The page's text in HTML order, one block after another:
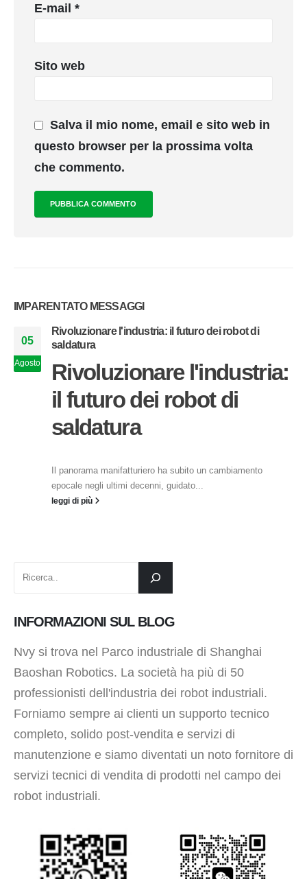
E-mail *
Sito web
Salva il mio nome, email e sito web in
questo browser per la prossima volta
che commento.
IMPARENTATO MESSAGGI
05
Agosto
Rivoluzionare l'industria: il futuro dei robot di
saldatura
Rivoluzionare l'industria:
il futuro dei robot di
saldatura
Il panorama manifatturiero ha subito un cambiamento
epocale negli ultimi decenni, guidato...
leggi di più
INFORMAZIONI SUL BLOG
Nvy si trova nel Parco industriale di Shanghai
Baoshan Robotics. La società ha più di 50
professionisti dell'industria dei robot industriali.
Forniamo sempre ai clienti un supporto tecnico
completo, solido post-vendita e servizi di
manutenzione e siamo diventati un noto fornitore di
servizi tecnici di vendita di prodotti nel campo dei
robot industriali.